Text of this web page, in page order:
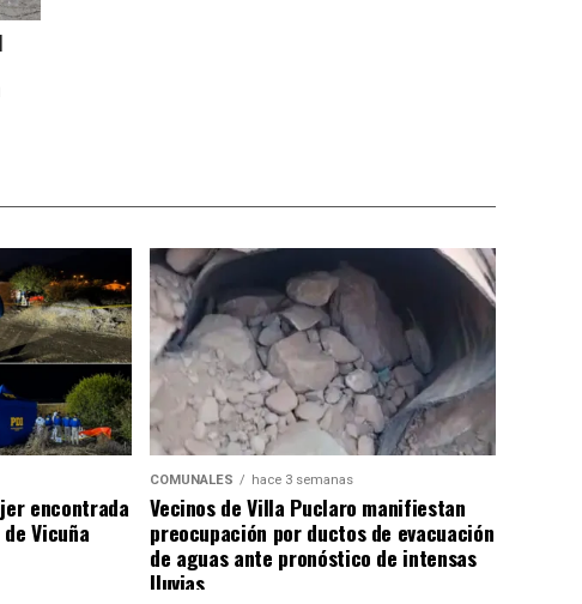
encontrada
Vicuña
COMUNALES hace 3 semanas
Vecinos de Villa Puclaro manifiestan
preocupación por ductos de evacuación
de aguas ante pronóstico de intensas
lluvias